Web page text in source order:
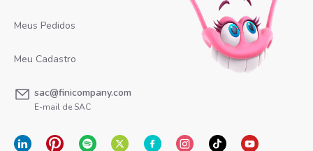
Meus Pedidos
Meu Cadastro
sac@finicompany.com
E-mail de SAC